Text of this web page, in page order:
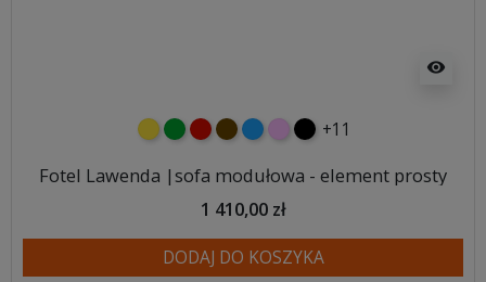
visibility
żółtyzielonyczerwony
czekoladowy
niebieski
różowy
czarny
+11
Fotel Lawenda |sofa modułowa - element prosty
1 410,00 zł
DODAJ DO KOSZYKA